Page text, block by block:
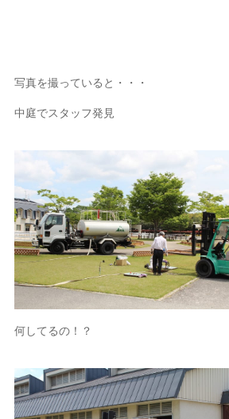
写真を撮っていると・・・
中庭でスタッフ発見
何してるの！？